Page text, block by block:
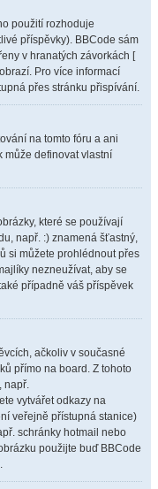
použití rozhoduje
příspěvky). BBCode sám
v hranatých závorkách [
Pro více informací
přes stránku přispívání.
na tomto fóru a ani
může definovat vlastní
které se používají
např. :) znamená šťastný,
si můžete prohlédnout přes
nezneužívat, aby se
případně váš příspěvek
ačkoliv v současné
přímo na board. Z tohoto
např.
vytvářet odkazy na
veřejně přístupná stanice)
schránky hotmail nebo
použijte buď BBCode